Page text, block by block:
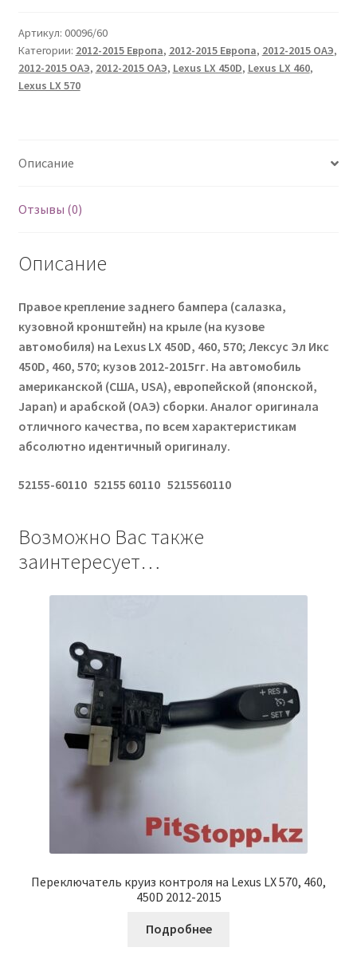
Артикул: 00096/60
Категории: 2012-2015 Европа, 2012-2015 Европа, 2012-2015 ОАЭ,
2012-2015 ОАЭ, 2012-2015 ОАЭ, Lexus LX 450D, Lexus LX 460,
Lexus LX 570
Описание
Отзывы (0)
Описание
Правое крепление заднего бампера (салазка,
кузовной кронштейн) на крыле (на кузове
автомобиля) на Lexus LX 450D, 460, 570; Лексус Эл Икс
450D, 460, 570; кузов 2012-2015гг. На автомобиль
американской (США, USA), европейской (японской,
Japan) и арабской (ОАЭ) сборки. Аналог оригинала
отличного качества, по всем характеристикам
абсолютно идентичный оригиналу.
52155-60110 52155 60110 5215560110
Возможно Вас также
заинтересует…
Переключатель круиз контроля на Lexus LX 570, 460,
450D 2012-2015
Подробнее